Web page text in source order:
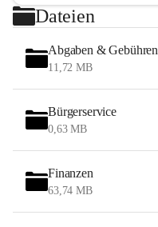
Dateien
Abgaben & Gebühren
11,72 MB
Bürgerservice
0,63 MB
Finanzen
63,74 MB